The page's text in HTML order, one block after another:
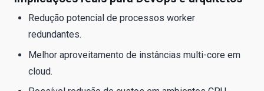
Redução potencial de processos worker
redundantes.
Melhor aproveitamento de instâncias multi-core em
cloud.